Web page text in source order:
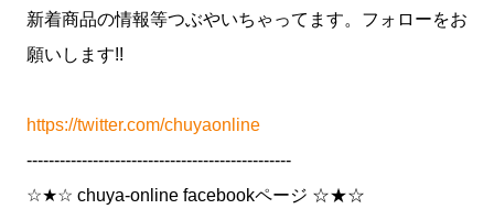
新着商品の情報等つぶやいちゃってます。フォローをお
願いします!!
https://twitter.com/chuyaonline
------------------------------------------------
☆★☆ chuya-online facebookページ ☆★☆